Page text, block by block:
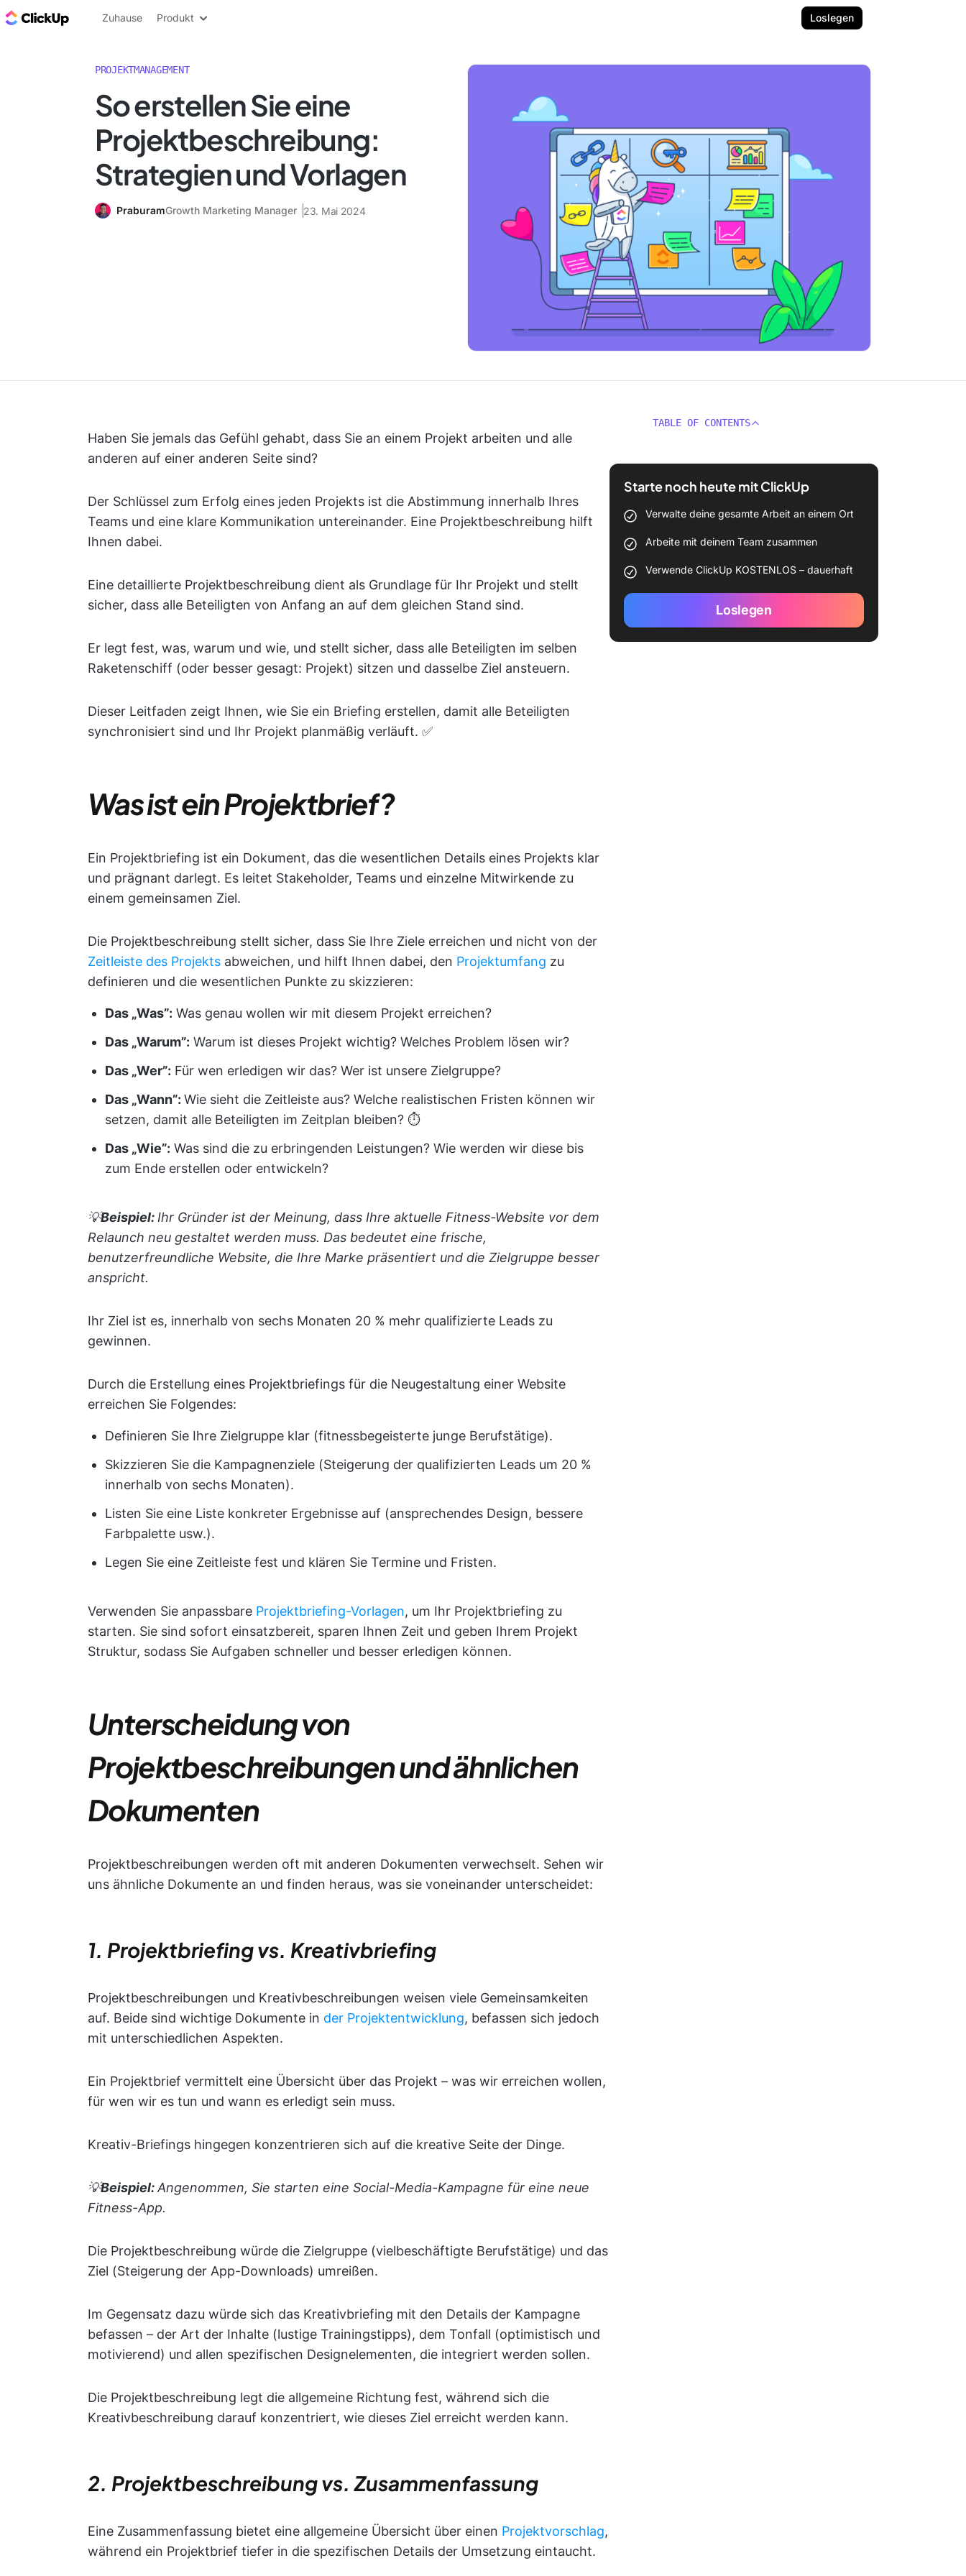
ClickUp Blog
Zuhause Produkt Loslegen
PROJEKTMANAGEMENT
So erstellen Sie eine
Projektbeschreibung:
Strategien und Vorlagen
PraburamGrowth Marketing Manager 23. Mai 2024
Haben Sie jemals das Gefühl gehabt, dass Sie an einem Projekt arbeiten und alle
anderen auf einer anderen Seite sind?
Der Schlüssel zum Erfolg eines jeden Projekts ist die Abstimmung innerhalb Ihres
Teams und eine klare Kommunikation untereinander. Eine Projektbeschreibung hilft
Ihnen dabei.
Eine detaillierte Projektbeschreibung dient als Grundlage für Ihr Projekt und stellt
sicher, dass alle Beteiligten von Anfang an auf dem gleichen Stand sind.
Er legt fest, was, warum und wie, und stellt sicher, dass alle Beteiligten im selben
Raketenschiff (oder besser gesagt: Projekt) sitzen und dasselbe Ziel ansteuern.
Dieser Leitfaden zeigt Ihnen, wie Sie ein Briefing erstellen, damit alle Beteiligten
synchronisiert sind und Ihr Projekt planmäßig verläuft. ✅
Was ist ein Projektbrief?
Ein Projektbriefing ist ein Dokument, das die wesentlichen Details eines Projekts klar
und prägnant darlegt. Es leitet Stakeholder, Teams und einzelne Mitwirkende zu
einem gemeinsamen Ziel.
Die Projektbeschreibung stellt sicher, dass Sie Ihre Ziele erreichen und nicht von der
Zeitleiste des Projekts abweichen, und hilft Ihnen dabei, den Projektumfang zu
definieren und die wesentlichen Punkte zu skizzieren:
Das „Was”: Was genau wollen wir mit diesem Projekt erreichen?
Das „Warum”: Warum ist dieses Projekt wichtig? Welches Problem lösen wir?
Das „Wer”: Für wen erledigen wir das? Wer ist unsere Zielgruppe?
Das „Wann”: Wie sieht die Zeitleiste aus? Welche realistischen Fristen können wir
setzen, damit alle Beteiligten im Zeitplan bleiben? ⏱️
Das „Wie”: Was sind die zu erbringenden Leistungen? Wie werden wir diese bis
zum Ende erstellen oder entwickeln?
💡Beispiel: Ihr Gründer ist der Meinung, dass Ihre aktuelle Fitness-Website vor dem
Relaunch neu gestaltet werden muss. Das bedeutet eine frische,
benutzerfreundliche Website, die Ihre Marke präsentiert und die Zielgruppe besser
anspricht.
Ihr Ziel ist es, innerhalb von sechs Monaten 20 % mehr qualifizierte Leads zu
gewinnen.
Durch die Erstellung eines Projektbriefings für die Neugestaltung einer Website
erreichen Sie Folgendes:
Definieren Sie Ihre Zielgruppe klar (fitnessbegeisterte junge Berufstätige).
Skizzieren Sie die Kampagnenziele (Steigerung der qualifizierten Leads um 20 %
innerhalb von sechs Monaten).
Listen Sie eine Liste konkreter Ergebnisse auf (ansprechendes Design, bessere
Farbpalette usw.).
Legen Sie eine Zeitleiste fest und klären Sie Termine und Fristen.
Verwenden Sie anpassbare Projektbriefing-Vorlagen, um Ihr Projektbriefing zu
starten. Sie sind sofort einsatzbereit, sparen Ihnen Zeit und geben Ihrem Projekt
Struktur, sodass Sie Aufgaben schneller und besser erledigen können.
Unterscheidung von
Projektbeschreibungen und ähnlichen
Dokumenten
Projektbeschreibungen werden oft mit anderen Dokumenten verwechselt. Sehen wir
uns ähnliche Dokumente an und finden heraus, was sie voneinander unterscheidet:
1. Projektbriefing vs. Kreativbriefing
Projektbeschreibungen und Kreativbeschreibungen weisen viele Gemeinsamkeiten
auf. Beide sind wichtige Dokumente in der Projektentwicklung, befassen sich jedoch
mit unterschiedlichen Aspekten.
Ein Projektbrief vermittelt eine Übersicht über das Projekt – was wir erreichen wollen,
für wen wir es tun und wann es erledigt sein muss.
Kreativ-Briefings hingegen konzentrieren sich auf die kreative Seite der Dinge.
💡Beispiel:Angenommen, Sie starten eine Social-Media-Kampagne für eine neue
Fitness-App.
Die Projektbeschreibung würde die Zielgruppe (vielbeschäftigte Berufstätige) und das
Ziel (Steigerung der App-Downloads) umreißen.
Im Gegensatz dazu würde sich das Kreativbriefing mit den Details der Kampagne
befassen – der Art der Inhalte (lustige Trainingstipps), dem Tonfall (optimistisch und
motivierend) und allen spezifischen Designelementen, die integriert werden sollen.
Die Projektbeschreibung legt die allgemeine Richtung fest, während sich die
Kreativbeschreibung darauf konzentriert, wie dieses Ziel erreicht werden kann.
2. Projektbeschreibung vs. Zusammenfassung
Eine Zusammenfassung bietet eine allgemeine Übersicht über einen Projektvorschlag,
während ein Projektbrief tiefer in die spezifischen Details der Umsetzung eintaucht.
TABLE OF CONTENTS
Starte noch heute mit ClickUp
Verwalte deine gesamte Arbeit an einem Ort
Arbeite mit deinem Team zusammen
Verwende ClickUp KOSTENLOS – dauerhaft
Loslegen